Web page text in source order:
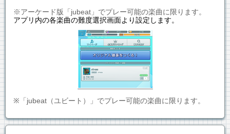
※アーケード版「jubeat」でプレー可能の楽曲に限ります。
アプリ内の各楽曲の難度選択画面より設定します。
※「jubeat（ユビート）」でプレー可能の楽曲に限ります。